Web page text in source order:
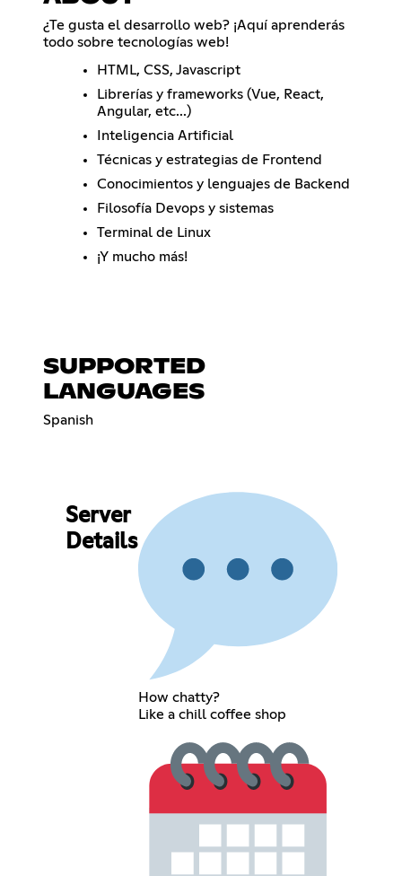
¿Te gusta el desarrollo web? ¡Aquí aprenderás
todo sobre tecnologías web!
HTML, CSS, Javascript
Librerías y frameworks (Vue, React,
Angular, etc...)
Inteligencia Artificial
Técnicas y estrategias de Frontend
Conocimientos y lenguajes de Backend
Filosofía Devops y sistemas
Terminal de Linux
¡Y mucho más!
SUPPORTED
LANGUAGES
Spanish
Server
Details
How chatty?
Like a chill coffee shop